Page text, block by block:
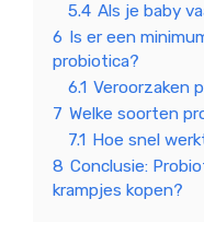
5.4 Als je baby
6 Is er een
probiotica?
6.1 Veroorzaken
7 Welke soorten
7.1 Hoe snel
8 Conclusie:
krampjes kopen?